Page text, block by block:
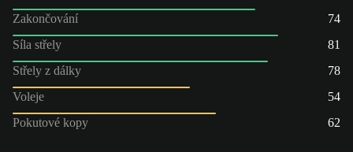
Zakončování
74
Síla střely
81
Střely z dálky
78
Voleje
54
Pokutové kopy
62